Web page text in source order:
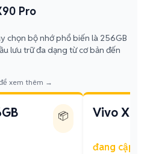
Pro
chọn bộ nhớ phổ biến là 256GB
lưu trữ đa dạng từ cơ bản đến
xem thêm →
📦 Vivo X90
đang cập